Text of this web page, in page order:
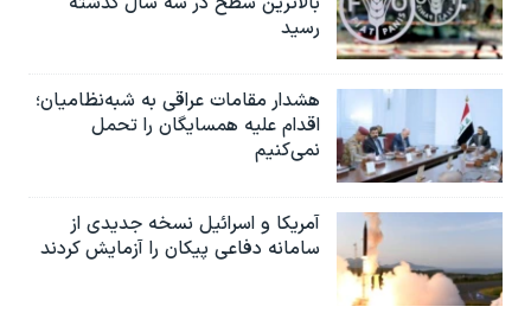
رسید
هشدار مقامات عراقی به شبه‌نظامیان؛
اقدام علیه همسایگان را تحمل
نمی‌کنیم
آمریکا و اسرائیل نسخه جدیدی از
سامانه دفاعی پیکان را آزمایش کردند